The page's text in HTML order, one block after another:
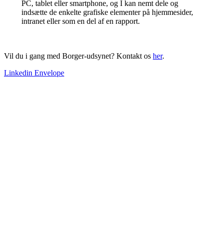
PC, tablet eller smartphone, og I kan nemt dele og
indsætte de enkelte grafiske elementer på hjemmesider,
intranet eller som en del af en rapport.
Vil du i gang med Borger-udsynet? Kontakt os her.
Linkedin Envelope